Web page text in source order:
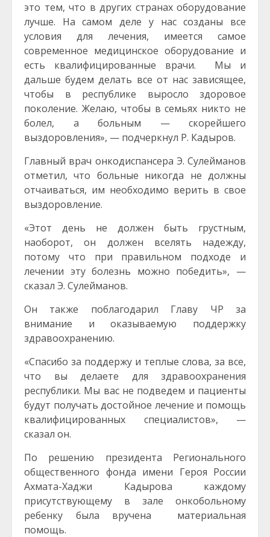
это тем, что в других странах оборудование
лучше. На самом деле у нас созданы все
условия для лечения, имеется самое
современное медицинское оборудование и
есть квалифицированные врачи. Мы и
дальше будем делать все от нас зависящее,
чтобы в республике выросло здоровое
поколение. Желаю, чтобы в семьях никто не
болел, а больным — скорейшего
выздоровления», — подчеркнул Р. Кадыров.
Главный врач онкодиспансера Э. Сулейманов
отметил, что больные никогда не должны
отчаиваться, им необходимо верить в свое
выздоровление.
«Этот день не должен быть грустным,
наоборот, он должен вселять надежду,
потому что при правильном подходе и
лечении эту болезнь можно победить», —
сказал Э. Сулейманов.
Он также поблагодарил Главу ЧР за
внимание и оказываемую поддержку
здравоохранению.
«Спасибо за поддержу и теплые слова, за все,
что вы делаете для здравоохранения
республики. Мы вас не подведем и пациенты
будут получать достойное лечение и помощь
квалифицированных специалистов», —
сказал он.
По решению президента Регионального
общественного фонда имени Героя России
Ахмата-Хаджи Кадырова каждому
присутствующему в зале онкобольному
ребенку была вручена материальная
помощь.